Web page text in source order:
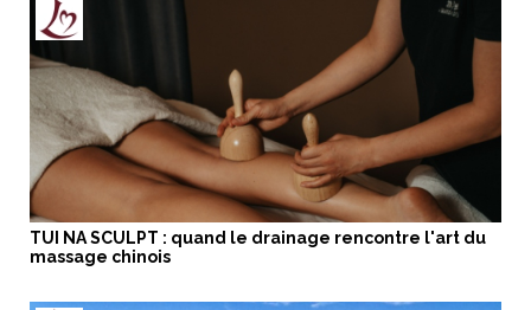
TUI NA SCULPT : quand le drainage rencontre l'art du
massage chinois